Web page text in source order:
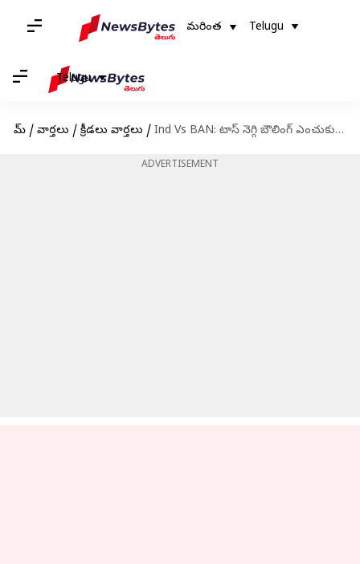
మరింత Telugu
Telugu
హోమ్ / వార్తలు / క్రీడలు వార్తలు / Ind Vs BAN: టాస్‌ నెగ్గి బౌలింగ్ ఎంచుకున్న బంగ్లాదేశ్.. ముగ్గురు పేసర్లతో బరిలోకి భారత్! తుది జట్లు ఇవే
ADVERTISEMENT